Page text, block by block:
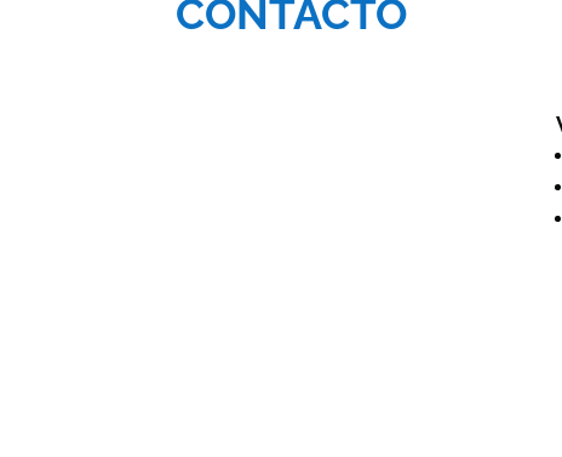
CONTACTO